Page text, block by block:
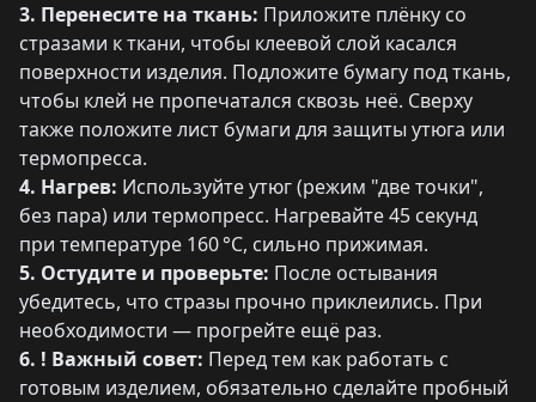
3. Перенесите на ткань: Приложите плёнку со
стразами к ткани, чтобы клеевой слой касался
поверхности изделия. Подложите бумагу под ткань,
чтобы клей не пропечатался сквозь неё. Сверху
также положите лист бумаги для защиты утюга или
термопресса.
4. Нагрев: Используйте утюг (режим "две точки",
без пара) или термопресс. Нагревайте 45 секунд
при температуре 160 °C, сильно прижимая.
5. Остудите и проверьте: После остывания
убедитесь, что стразы прочно приклеились. При
необходимости — прогрейте ещё раз.
6. ! Важный совет: Перед тем как работать с
готовым изделием, обязательно сделайте пробный